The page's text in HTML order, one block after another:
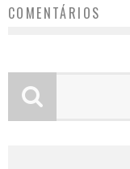
COMENTÁRIOS